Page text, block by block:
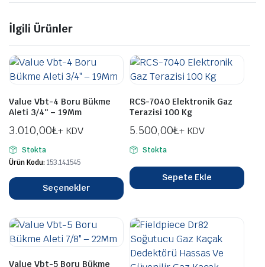
İlgili Ürünler
Value Vbt-4 Boru Bükme
Aleti 3/4″ – 19Mm
3.010,00₺+ KDV
Stokta
Ürün Kodu: 153.14.1545
Seçenekler
RCS-7040 Elektronik Gaz
Terazisi 100 Kg
5.500,00₺+ KDV
Stokta
Sepete Ekle
Value Vbt-5 Boru Bükme